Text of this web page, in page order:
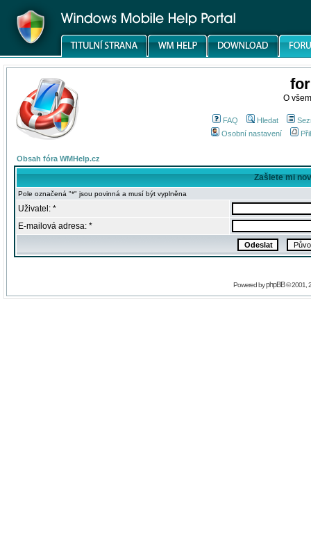
O
FAQ Hledat
Osobní nastavení
Obsah fóra WMHelp.cz
Zašlete mi
Pole označená "*" jsou povinná a musí být vyplněna
Uživatel: *
E-mailová adresa: *
Powered byphpBB© 2001,